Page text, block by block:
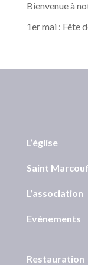
Bienvenue à
1er mai : Fête
L’église
Saint Marcouf
L’association
Evènements
Restauration